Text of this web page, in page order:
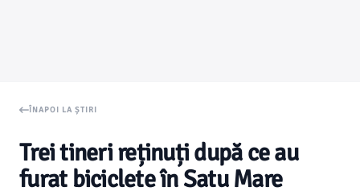
ÎNAPOI LA ȘTIRI
Trei tineri reținuți după ce au
furat biciclete în Satu Mare